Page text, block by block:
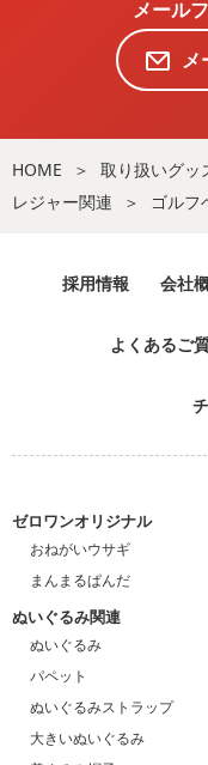
メール
メ
HOME 取り扱いグッ
レジャー関連
ゴルフ
採用情報 会社
よくあるご
ゼロワンオリジナル
おねがいウサギ
まんまるぱんだ
ぬいぐるみ関連
ぬいぐるみ
パペット
ぬいぐるみストラップ
大きいぬいぐるみ